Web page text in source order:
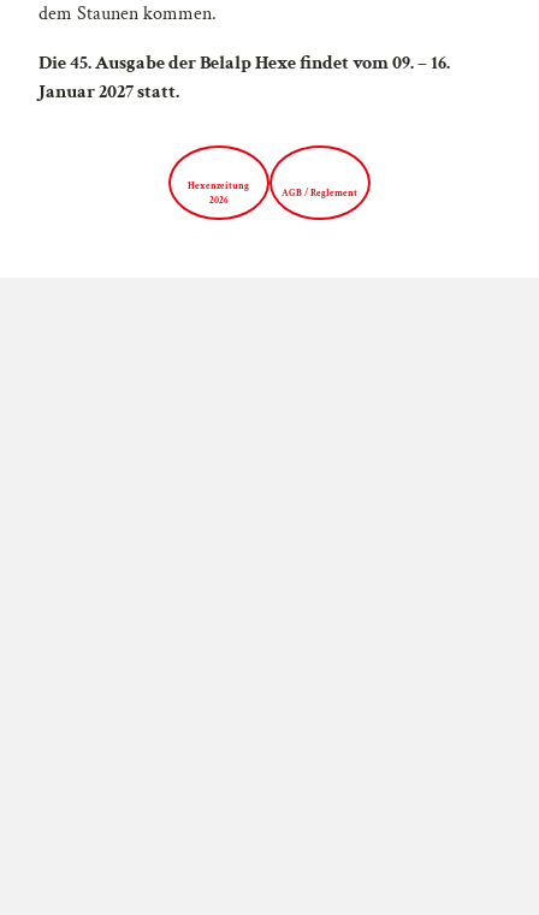
dem Staunen kommen.
Die 45. Ausgabe der Belalp Hexe findet vom 09. – 16.
Januar 2027 statt.
Hexenzeitung
2026
AGB / Reglement